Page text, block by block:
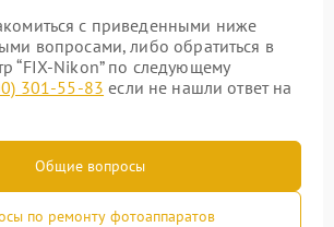
с приведенными ниже
вопросами, либо обратиться в
“FIX-Nikon” по следующему
301-55-83 если не нашли ответ на
Общие вопросы
по ремонту фотоаппаратов